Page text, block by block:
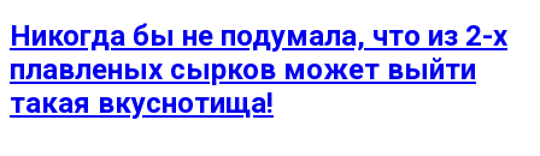
Никогда бы не подумала, что из 2-х
плавленых сырков может выйти
такая вкуснотища!